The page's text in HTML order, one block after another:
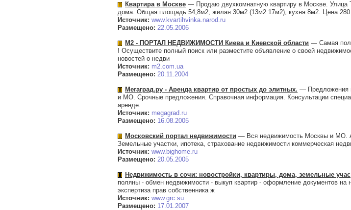
Квартира в Москве — Продаю двухкомнатную квартиру в Москве. Улица
дома. Общая площадь 54,8м2, жилая 30м2 (13м2 17м2), кухня 8м2. Цена 280
Источник: www.kvartihvinka.narod.ru
Размещено: 22.05.2006
М2 - ПОРТАЛ НЕДВИЖИМОСТИ Киева и Киевской области — Самая
! Осуществите полный поиск или разместите объявление о своей
новостей о недви
Источник: m2.com.ua
Размещено: 20.11.2004
Мегаград.ру - Аренда квартир от простых до элитных. — Предложения
и МО. Срочные предложения. Справочная информация. Консультации
аренде.
Источник: megagrad.ru
Размещено: 16.08.2005
Московский портал недвижимости — Вся недвижимость Москвы и МО.
Земельные участки, ипотека, страхование недвижимости коммерческая
Источник: www.bighome.ru
Размещено: 20.05.2005
Недвижимость в сочи: новостройки, квартиры, дома, земельные учас
поляны - обмен недвижимости - выкуп квартир - оформление документов
экспертиза прав собственника ж
Источник: www.grc.su
Размещено: 17.01.2007